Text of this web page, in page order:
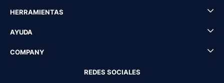
HERRAMIENTAS
AYUDA
COMPANY
REDES SOCIALES